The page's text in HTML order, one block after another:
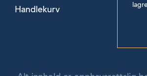
Handlekurv